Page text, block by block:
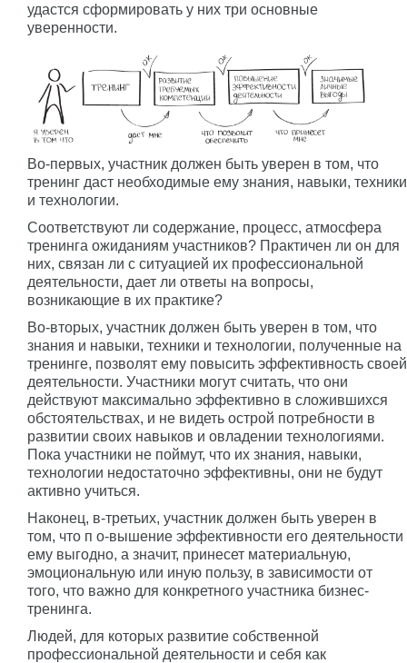
удастся сформировать у них три основные
уверенности.
Во-первых, участник должен быть уверен в том, что
тренинг даст необходимые ему знания, навыки, техники
и технологии.
Соответствуют ли содержание, процесс, атмосфера
тренинга ожиданиям участников? Практичен ли он для
них, связан ли с ситуацией их профессиональной
деятельности, дает ли ответы на вопросы,
возникающие в их практике?
Во-вторых, участник должен быть уверен в том, что
знания и навыки, техники и технологии, полученные на
тренинге, позволят ему повысить эффективность своей
деятельности. Участники могут считать, что они
действуют максимально эффективно в сложившихся
обстоятельствах, и не видеть острой потребности в
развитии своих навыков и овладении технологиями.
Пока участники не поймут, что их знания, навыки,
технологии недостаточно эффективны, они не будут
активно учиться.
Наконец, в-третьих, участник должен быть уверен в
том, что п о-вышение эффективности его деятельности
ему выгодно, а значит, принесет материальную,
эмоциональную или иную пользу, в зависимости от
того, что важно для конкретного участника бизнес-
тренинга.
Людей, для которых развитие собственной
профессиональной деятельности и себя как